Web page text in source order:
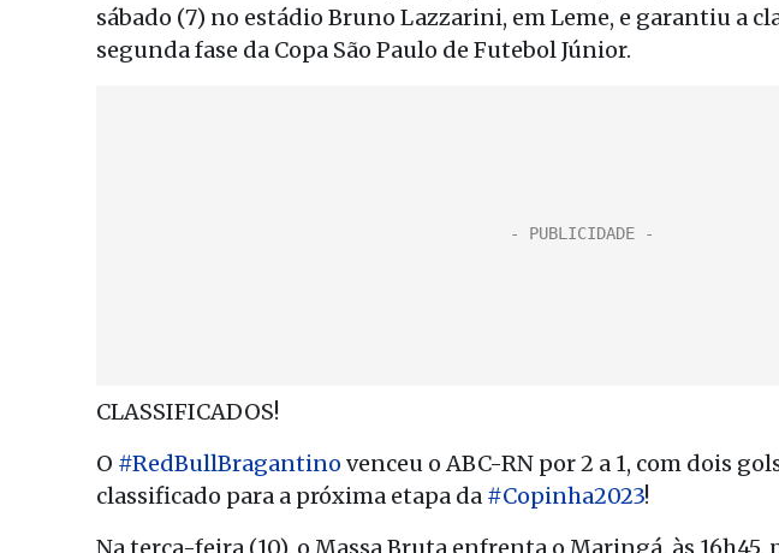
sábado (7) no estádio Bruno Lazzarini, em Leme, e garantiu a
segunda fase da Copa São Paulo de Futebol Júnior.
CLASSIFICADOS!
O #RedBullBragantino venceu o ABC-RN por 2 a 1, com dois
classificado para a próxima etapa da #Copinha2023!